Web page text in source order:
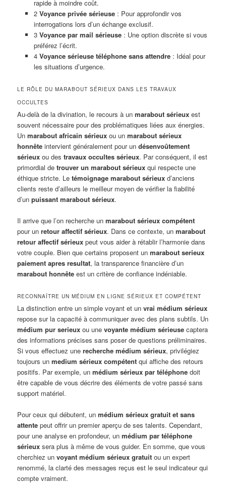
rapide à moindre coût.
2 Voyance privée sérieuse: Pour approfondir vos
interrogations lors d’un échange exclusif.
3 Voyance par mail sérieuse: Une option discrète si vous
préférez l’écrit.
4 Voyance sérieuse téléphone sans attendre: Idéal pour
les situations d’urgence.
LE RÔLE DU MARABOUT SÉRIEUX DANS LES TRAVAUX
OCCULTES
Au-delà de la divination, le recours à unmarabout sérieux est
souvent nécessaire pour des problématiques liées aux énergies.
Unmarabout africain sérieux ou unmarabout sérieux
honnête intervient généralement pour undésenvoûtement
sérieux ou destravaux occultes sérieux. Par conséquent, il est
primordial detrouver un marabout sérieux qui respecte une
éthique stricte. Letémoignage marabout sérieux d’anciens
clients reste d’ailleurs le meilleur moyen de vérifier la fiabilité
d’unpuissant marabout sérieux.
Il arrive que l’on recherche unmarabout sérieux compétent
pour unretour affectif sérieux. Dans ce contexte, unmarabout
retour affectif sérieux peut vous aider à rétablir l’harmonie dans
votre couple. Bien que certains proposent unmarabout serieux
paiement apres resultat, la transparence financière d’un
marabout honnête est un critère de confiance indéniable.
RECONNAÎTRE UN MÉDIUM EN LIGNE SÉRIEUX ET COMPÉTENT
La distinction entre un simple voyant et unvrai médium sérieux
repose sur la capacité à communiquer avec des plans subtils. Un
médium pur serieux ou unevoyante médium sérieuse captera
des informations précises sans poser de questions préliminaires.
Si vous effectuez unerecherche médium sérieux, privilégiez
toujours unmedium sérieux compétent qui affiche des retours
positifs. Par exemple, unmédium sérieux par téléphone doit
être capable de vous décrire des éléments de votre passé sans
support matériel.
Pour ceux qui débutent, unmédium sérieux gratuit et sans
attente peut offrir un premier aperçu de ses talents. Cependant,
pour une analyse en profondeur, unmédium par téléphone
sérieux sera plus à même de vous guider. En somme, que vous
cherchiez unvoyant médium sérieux gratuit ou un expert
renommé, la clarté des messages reçus est le seul indicateur qui
compte vraiment.